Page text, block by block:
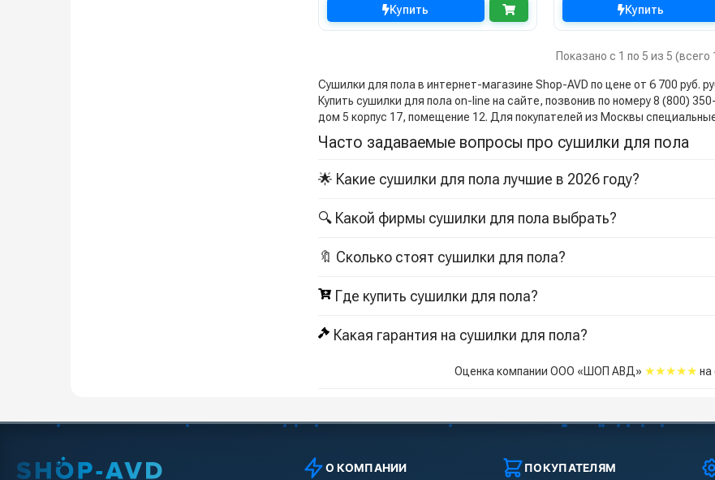
Купить Купить
Показано с 1 по 5 из 5 (всего
Сушилки для пола в интернет-магазине Shop-AVD по цене от 6 700 руб.
Купить сушилки для пола on-line на сайте, позвонив по номеру 8 (800)
дом 5 корпус 17, помещение 12. Для покупателей из Москвы
Часто задаваемые вопросы про сушилки для пола
🌟 Какие сушилки для пола лучшие в 2026 году?
🔍 Какой фирмы сушилки для пола выбрать?
🔖 Сколько стоят сушилки для пола?
Где купить сушилки для пола?
Какая гарантия на сушилки для пола?
Оценка компании ООО «ШОП АВД» ★★★★★ на
О КОМПАНИИ ПОКУПАТЕЛЯМ